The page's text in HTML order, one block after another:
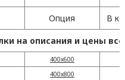
Опция
В
на описания и цены
400х600
400х800